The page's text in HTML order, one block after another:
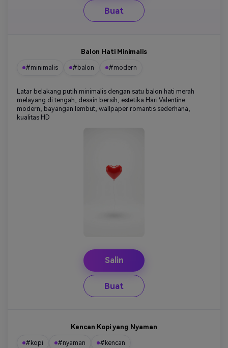
Buat
Balon Hati Minimalis
#minimalis #balon #modern
Latar belakang putih minimalis dengan satu balon hati merah
melayang di tengah, desain bersih, estetika Hari Valentine
modern, bayangan lembut, wallpaper romantis sederhana,
kualitas HD
Salin
Buat
Kencan Kopi yang Nyaman
#kopi #nyaman #kencan